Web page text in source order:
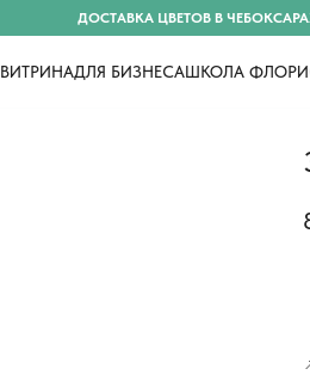
ДОСТАВКА ЦВЕТОВ В
ВИТРИНАДЛЯ БИЗНЕСАШКОЛА